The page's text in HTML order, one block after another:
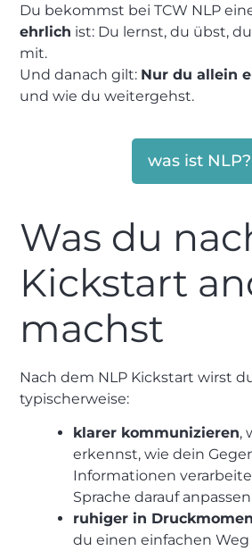
Du bekommst bei TCW NLP
ehrlich ist: Du lernst, du übst,
mit.
Und danach gilt: Nur du allein
und wie du weitergehst.
was ist NLP?
Was du
Kickstart
machst
Nach dem NLP Kickstart wirst
typischerweise:
klarer kommunizieren,
erkennst, wie dein
Informationen
Sprache darauf
ruhiger in
du einen einfachen